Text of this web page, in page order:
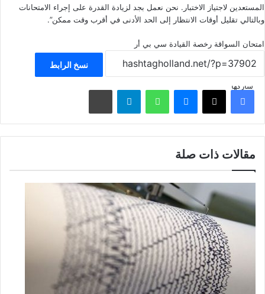
المستعدين لاجتياز الاختبار. نحن نعمل بجد لزيادة القدرة على إجراء الامتحانات
وبالتالي تقليل أوقات الانتظار إلى الحد الأدنى في أقرب وقت ممكن”.
امتحان السواقة رخصة القيادة سي بي أر
نسخ الرابط
شاركهافيسبوك ‫X ماسنجر واتساب تيلقرام مشاركة عبر البريد
مقالات ذات صلة